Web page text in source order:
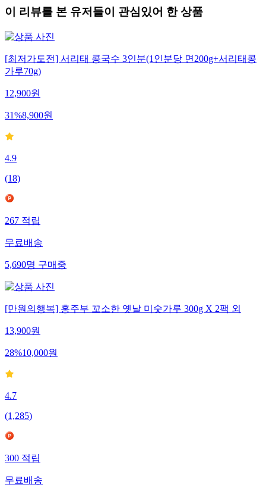
이 리뷰를 본 유저들이 관심있어 한 상품
[최저가도전] 서리태 콩국수 3인분(1인분당 면200g+서리태콩
가루70g)
12,900원
31%8,900원
4.9
(18)
267 적립
무료배송
5,690명 구매중
[만원의행복] 홍주부 꼬소한 옛날 미숫가루 300g X 2팩 외
13,900원
28%10,000원
4.7
(1,285)
300 적립
무료배송